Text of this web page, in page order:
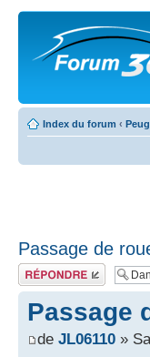
Index du forum ‹
Passage de
Répondre
Passage
de JL06110 »